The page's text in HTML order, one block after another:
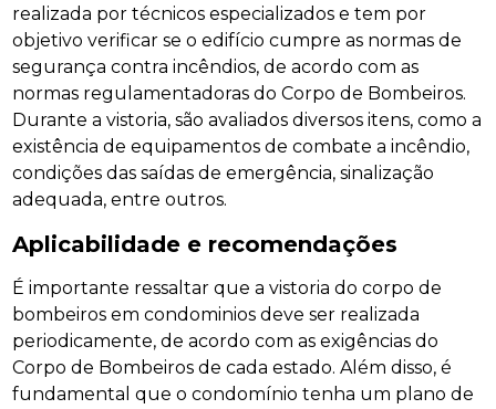
realizada por técnicos especializados e tem por
objetivo verificar se o edifício cumpre as normas de
segurança contra incêndios, de acordo com as
normas regulamentadoras do Corpo de Bombeiros.
Durante a vistoria, são avaliados diversos itens, como a
existência de equipamentos de combate a incêndio,
condições das saídas de emergência, sinalização
adequada, entre outros.
Aplicabilidade e recomendações
É importante ressaltar que a vistoria do corpo de
bombeiros em condominios deve ser realizada
periodicamente, de acordo com as exigências do
Corpo de Bombeiros de cada estado. Além disso, é
fundamental que o condomínio tenha um plano de